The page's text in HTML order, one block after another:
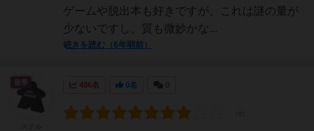
ゲームや脱出本も好きですが、これは謎の量が
少ないですし、質も微妙かな...
続きを読む（6年弱前）
486名 0名